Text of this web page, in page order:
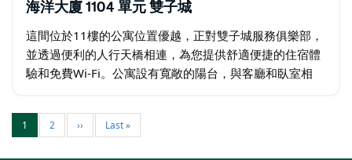
海洋大廈 1104 單元 雙子城
這間位於11樓的公寓位置優越，正對雙子城服務俱樂部，
並透過便利的人行天橋相連，為您提供舒適便捷的住宿體
驗和免費Wi-Fi。公寓設有寬敞的陽台，與客廳和臥室相
休憩放鬆的理想之所，配備一張特大床…
1 2 ›› Last »